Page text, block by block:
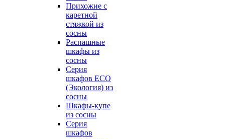
Прихожие с
каретной
стяжкой из
сосны
Распашные
шкафы из
сосны
Серия
шкафов ECO
(Экология) из
сосны
Шкафы-купе
из сосны
Серия
шкафов